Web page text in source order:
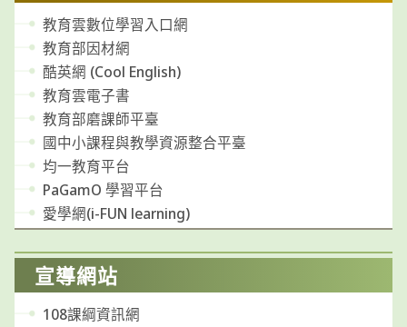
教育雲數位學習入口網
教育部因材網
酷英網 (Cool English)
教育雲電子書
教育部磨課師平臺
國中小課程與教學資源整合平臺
均一教育平台
PaGamO 學習平台
愛學網(i-FUN learning)
宣導網站
108課綱資訊網